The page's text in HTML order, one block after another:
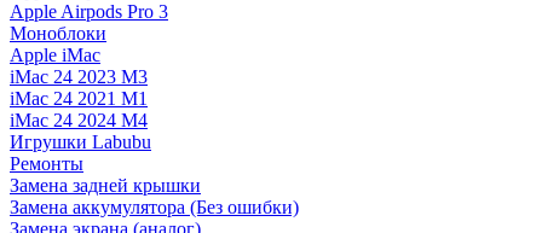
Apple Airpods Pro 3
Моноблоки
Apple iMac
iMac 24 2023 M3
iMac 24 2021 M1
iMac 24 2024 M4
Игрушки Labubu
Ремонты
Замена задней крышки
Замена аккумулятора (Без ошибки)
Замена экрана (аналог)